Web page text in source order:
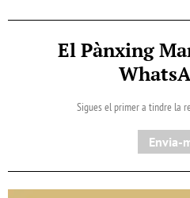
El Pànxing
Sigues el primer a tindre la
Envia-